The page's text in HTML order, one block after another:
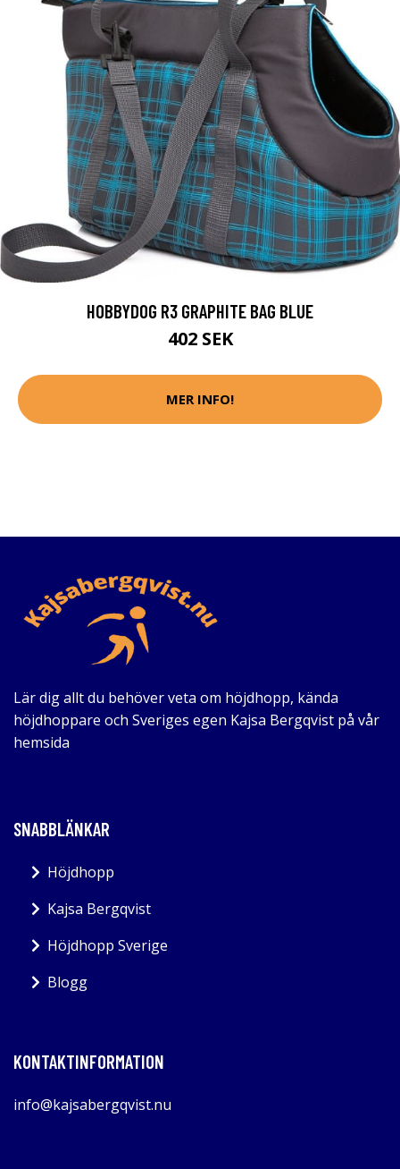
HOBBYDOG R3 GRAPHITE BAG BLUE
402 SEK
MER INFO!
Lär dig allt du behöver veta om höjdhopp, kända
höjdhoppare och Sveriges egen Kajsa Bergqvist på vår
hemsida
SNABBLÄNKAR
Höjdhopp
Kajsa Bergqvist
Höjdhopp Sverige
Blogg
KONTAKTINFORMATION
info@kajsabergqvist.nu